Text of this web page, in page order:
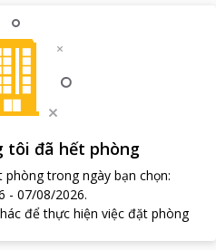
tôi đã hết phòng
trong ngày bạn chọn:
- 07/08/2026.
để thực hiện việc đặt phòng